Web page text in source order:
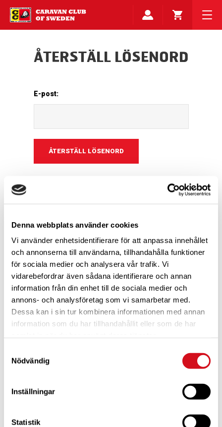
Denna webbplats använder cookies
Vi använder enhetsidentifierare för att anpassa innehållet
och annonserna till användarna, tillhandahålla funktioner
för sociala medier och analysera vår trafik. Vi
vidarebefordrar även sådana identifierare och annan
information från din enhet till de sociala medier och
annons- och analysföretag som vi samarbetar med.
Dessa kan i sin tur kombinera informationen med annan
information som du har tillhandahållit eller som de har
Nödvändig
Inställningar
Statistik
ÅTERSTÄLL LÖSENORD
E-post: